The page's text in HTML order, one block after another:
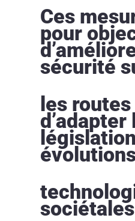
Ces
pour
sécurité
les
d’adapter